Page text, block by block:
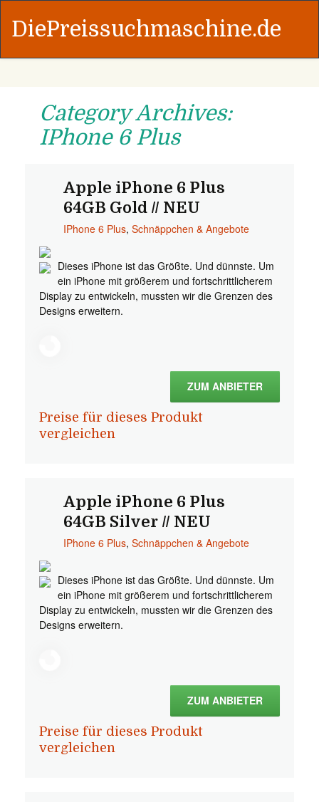
DiePreissuchmaschine.de
Category Archives:
IPhone 6 Plus
Apple iPhone 6 Plus
64GB Gold // NEU
IPhone 6 Plus, Schnäppchen & Angebote
Dieses iPhone ist das Größte. Und dünnste. Um
ein iPhone mit größerem und fortschrittlicherem
Display zu entwickeln, mussten wir die Grenzen des
Designs erweitern.
ZUM ANBIETER
Preise für dieses Produkt
vergleichen
Apple iPhone 6 Plus
64GB Silver // NEU
IPhone 6 Plus, Schnäppchen & Angebote
Dieses iPhone ist das Größte. Und dünnste. Um
ein iPhone mit größerem und fortschrittlicherem
Display zu entwickeln, mussten wir die Grenzen des
Designs erweitern.
ZUM ANBIETER
Preise für dieses Produkt
vergleichen